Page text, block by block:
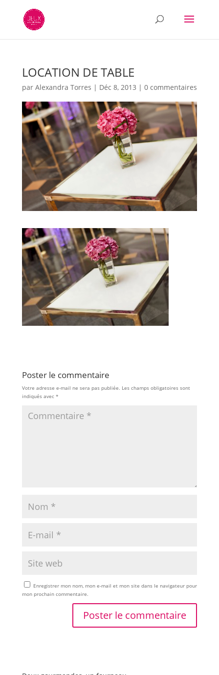
LOCATION DE TABLE
par Alexandra Torres | Déc 8, 2013 | 0 commentaires
Poster le commentaire
Votre adresse e-mail ne sera pas publiée. Les champs obligatoires sont
indiqués avec *
Enregistrer mon nom, mon e-mail et mon site dans le navigateur pour
mon prochain commentaire.